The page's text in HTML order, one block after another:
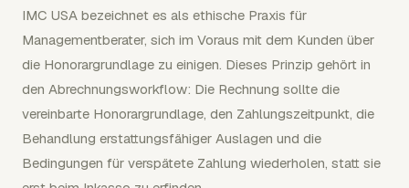
IMC USA bezeichnet es als ethische Praxis für
Managementberater, sich im Voraus mit dem Kunden über
die Honorargrundlage zu einigen. Dieses Prinzip gehört in
den Abrechnungsworkflow: Die Rechnung sollte die
vereinbarte Honorargrundlage, den Zahlungszeitpunkt, die
Behandlung erstattungsfähiger Auslagen und die
Bedingungen für verspätete Zahlung wiederholen, statt sie